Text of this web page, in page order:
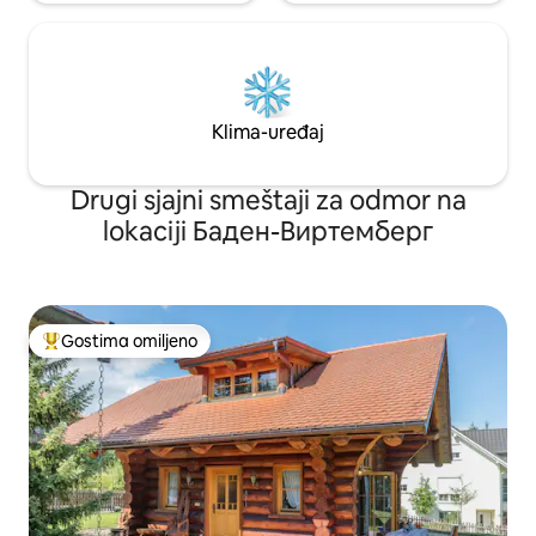
Klima-uređaj
Drugi sjajni smeštaji za odmor na
lokaciji Баден-Виртемберг
Najuspešniji među gostima omiljenim
Gostima omiljeno